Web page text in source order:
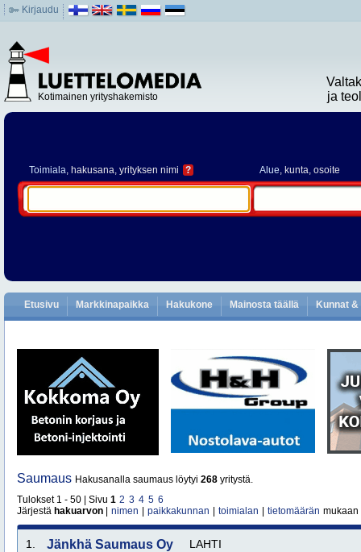
Kirjaudu
Kotimainen yrityshakemisto
ja
Toimiala, hakusana, yrityksen nimi ? Alue, kunta, osoite
Etusivu Markkinapaikka Hakukone Mainosta täällä Kunnat
Saumaus Hakusanalla saumaus löytyi 268 yritystä.
Tulokset 1 - 50 | Sivu 1 2 3 4 5 6
Järjestä hakuarvon nimen paikkakunnan toimialan tietomäärän mukaan
1. Jänkhä Saumaus Oy LAHTI